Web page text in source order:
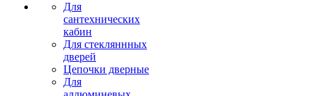
Для
сантехнических
кабин
Для стекляннных
дверей
Цепочки дверные
Для